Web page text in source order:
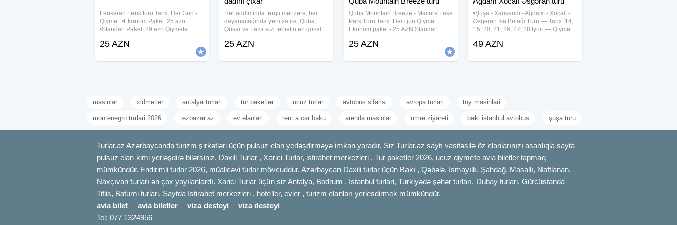
•Yevlax
•Bərdə
--
Ətraflı məlumat və qeydiyyat üçün:
Lənkəran Lerik turu Tarix: Hər Gün -
Qiymət: •Ekonom Paket: 25 azn
•Standart Paket: 29 azn Qiymətə
•Ekskursiyalar •Səhər yeməyi
(standart paketdə) •Çay süfrəsi •Tur
rəhbəri •Yolboyu
25 AZN
Hər addımında fərqli mənzərə, hər
dayanacağında yeni xatirə. Quba,
Qusar və Laza sizi təbiətin ən gözəl
Quba Qusar Laza Turu Tarix: Hər gün
Standart
25 AZN
Quba Mountain Breeze - Macara Lake
Park Turu Tarix: Hər gün Qiymət:
Ekonom paket - 25 AZN Standart
Nəqliyyat xidməti • Ekskursiyalar •
paketdə) • Çay
25 AZN
•Şuşa - Xankəndi - Ağdam - Xocalı -
Əsgəran İsa Bulağı Turu — Tarix: 14,
15, 20, 21, 26, 27, 28 İyun — Qiymət:
paket: 54 Azn — Qiymətə daxildir:
49 AZN
masinlar xidmetler antalya turlari tur paketler ucuz turlar avtobus sifarisi avropa turlari toy masinlari
montenegro turlari 2026 tezbazar.az ev elanlari rent a car baku arenda masinlar umre ziyareti baki istanbul avtobus şuşa turu
Turlar.az Azərbaycanda turizm şirkətləri üçün pulsuz elan yerləşdirməyə imkan yaradır. Siz Turlar.az saytı vasitəsilə öz elanlarınızı asanlıqla sayta
pulsuz elan kimi yerləşdirə bilərsiniz. Daxili Turlar , Xarici Turlar, istirahet merkezleri , Tur paketler 2026, ucuz qiymete avia biletler tapmaq
mümkündür. Endirimli turlar 2026, müalicəvi turlar mövcuddur. Azərbaycan Daxili turlar üçün Bakı , Qəbələ, İsmayıllı, Şahdağ, Masallı, Naftlanan,
Naxçıvan turları ən çox yayılanlardı. Xarici Turlar üçün siz Antalya, Bodrum , İstanbul turlari, Turkiyədə şəhər turları, Dubay turlari, Gürcüstanda
Tiflis, Batumi turlari. Saytda Istirahet merkezleri , hoteller, evler , turizm elanları yerlesdirmek mümkündür.
avia bilet
avia biletler viza desteyi
viza desteyi
Tel: 077 1324956